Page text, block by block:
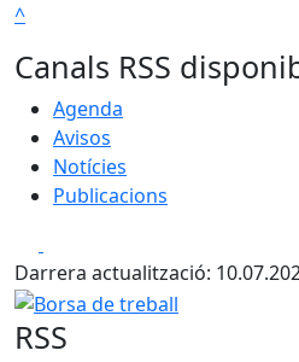
^
Canals RSS
Agenda
Avisos
Notícies
Publicacions
Darrera actualització:
Borsa de treball
RSS